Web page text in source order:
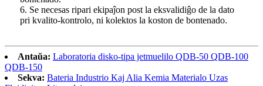
6. Se necesas ripari ekipaĵon post la eksvalidiĝo de la dato
pri kvalito-kontrolo, ni kolektos la koston de bontenado.
Antaŭa: Laboratoria disko-tipa jetmuelilo QDB-50 QDB-100
QDB-150
Sekva: Bateria Industrio Kaj Alia Kemia Materialo Uzas